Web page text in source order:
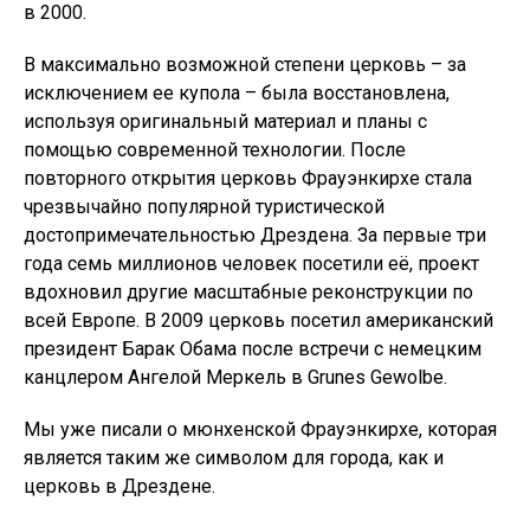
в 2000.
В максимально возможной степени церковь – за
исключением ее купола – была восстановлена,
используя оригинальный материал и планы с
помощью современной технологии. После
повторного открытия церковь Фрауэнкирхе стала
чрезвычайно популярной туристической
достопримечательностью Дрездена. За первые три
года семь миллионов человек посетили её, проект
вдохновил другие масштабные реконструкции по
всей Европе. В 2009 церковь посетил американский
президент Барак Обама после встречи с немецким
канцлером Ангелой Меркель в Grunes Gewolbe.
Мы уже писали о мюнхенской Фрауэнкирхе, которая
является таким же символом для города, как и
церковь в Дрездене.